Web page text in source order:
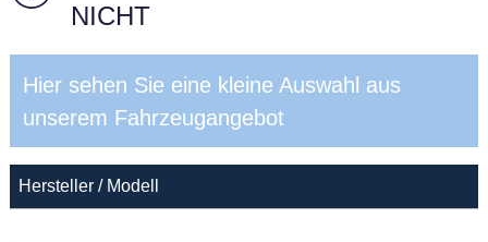
NICHT
Hier sehen Sie eine kleine Auswahl aus
unserem Fahrzeugangebot
Hersteller / Modell